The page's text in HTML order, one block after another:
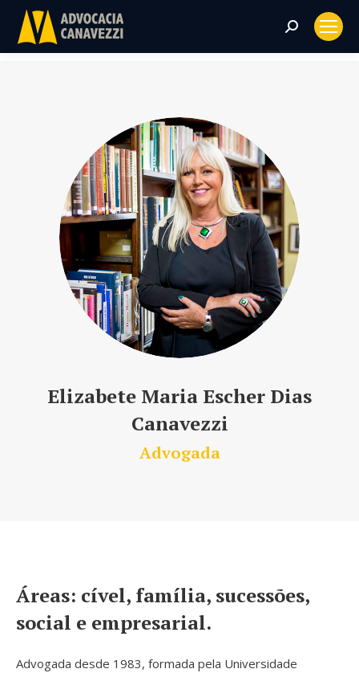
Search:
Elizabete Maria Escher Dias
Canavezzi
Advogada
Áreas: cível, família, sucessões,
social e empresarial.
Advogada desde 1983, formada pela Universidade